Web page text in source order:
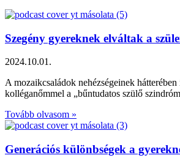
Szegény gyereknek elváltak a
2024.10.01.
A mozaikcsaládok nehézségeinek
kolléganőmmel a „bűntudatos szülő
Tovább olvasom »
Generációs különbségek a